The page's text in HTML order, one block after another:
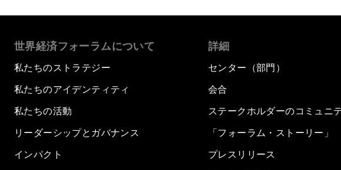
世界経済フォーラムについて
私たちのストラテジー
私たちのアイデンティティ
私たちの活動
リーダーシップとガバナンス
インパクト
詳細
センター（部門）
会合
ステークホルダーのコミュニ
「フォーラム・ストーリー」
プレスリリース